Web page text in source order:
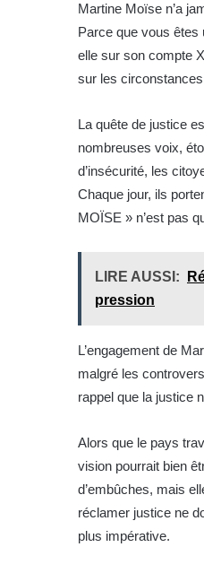
Martine Moïse n’a
Parce que vous êtes
elle sur son compte
sur les
La quête de justice
nombreuses voix,
d’insécurité, les
Chaque jour, ils
MOÏSE » n’est pas
LIRE AUSSI:
pression
L’engagement de
malgré les
rappel que la justice
Alors que le pays
vision pourrait bien
d’embûches, mais
réclamer justice ne
plus impérative.